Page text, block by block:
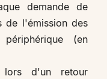
demande de
de l'émission des
(en
d'un retour